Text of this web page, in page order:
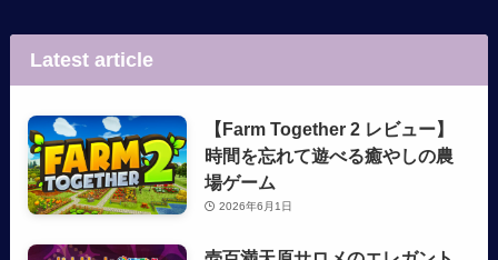
Latest article
【Farm Together 2 レビュー】
時間を忘れて遊べる癒やしの農
場ゲーム
2026年6月1日